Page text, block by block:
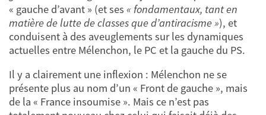
« gauche d’avant » (et ses « fondamentaux, tant en
matière de lutte de classes que d’antiracisme »), et
conduisent à des aveuglements sur les dynamiques
actuelles entre Mélenchon, le PC et la gauche du PS.
Il y a clairement une inflexion : Mélenchon ne se
présente plus au nom d’un « Front de gauche », mais
de la « France insoumise ». Mais ce n’est pas